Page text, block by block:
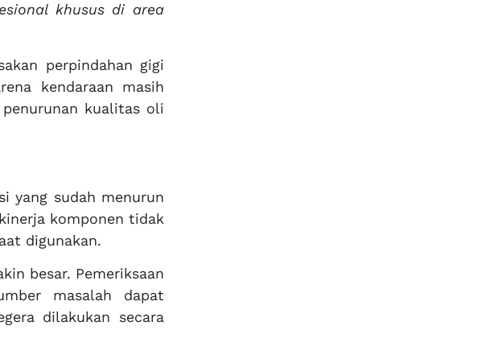
khusus di area
perpindahan gigi
kendaraan masih
kualitas oli
yang sudah menurun
komponen tidak
digunakan.
besar. Pemeriksaan
masalah dapat
dilakukan secara